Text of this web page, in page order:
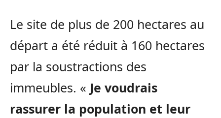
Le site de plus de 200 hectares au
départ a été réduit à 160 hectares
par la soustractions des
immeubles. « Je voudrais
rassurer la population et leur